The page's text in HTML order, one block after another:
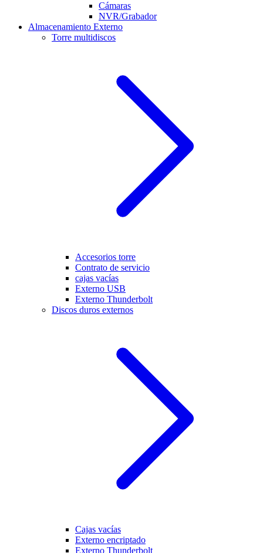
Cámaras
NVR/Grabador
Almacenamiento Externo
Torre multidiscos
Accesorios torre
Contrato de servicio
cajas vacías
Externo USB
Externo Thunderbolt
Discos duros externos
Cajas vacías
Externo encriptado
Externo Thunderbolt